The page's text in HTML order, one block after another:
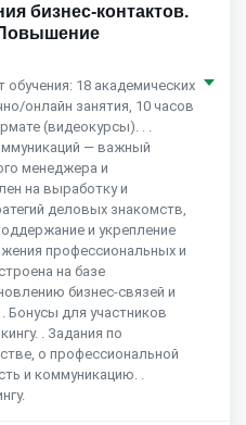
бизнес-контактов.
Повышение
18 академических
онлайн занятия, 10 часов
(видеокурсы). . .
— важный
менеджера и
на выработку и
деловых знакомств,
и укрепление
профессиональных и
на базе
бизнес-связей и
Бонусы для участников
. Задания по
о профессиональной
и коммуникацию. .